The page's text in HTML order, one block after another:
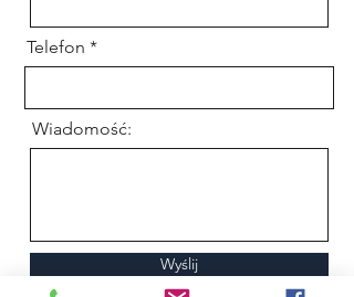
Telefon
Wiadomość:
Wyślij